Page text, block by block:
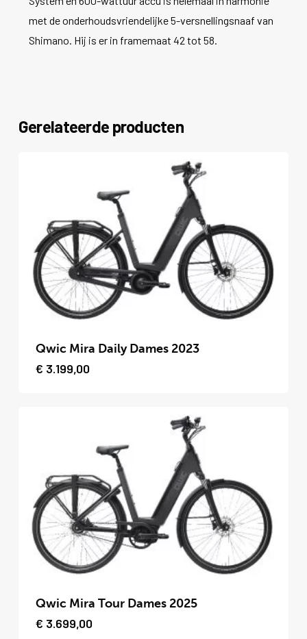
met de onderhoudsvriendelijke 5-versnellingsnaaf van
Shimano. Hij is er in framemaat 42 tot 58.
Gerelateerde producten
product
heeft
gekozen
worden
op
de
productpagina
Qwic Mira Daily Dames 2023
€ 3.199,00
product
heeft
Qwic Mira Tour Dames 2025
€ 3.699,00